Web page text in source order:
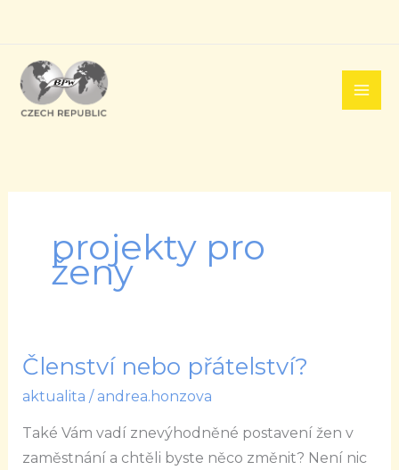
obsah
projekty pro
ženy
Členství nebo přátelství?
aktualita / andrea.honzova
Také Vám vadí znevýhodněné postavení žen v
zaměstnání a chtěli byste něco změnit? Není nic
Členství
nebo